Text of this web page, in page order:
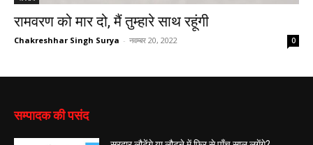
रामवरण को मार दो, मैं तुम्हारे साथ रहूंगी
Chakreshhar Singh Surya - नवम्बर 20, 2022 0
सम्पादक की पसंद